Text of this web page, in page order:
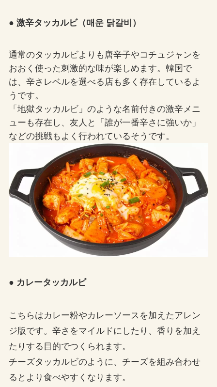
● 激辛タッカルビ（매운 닭갈비）
通常のタッカルビよりも唐辛子やコチュジャンを
おおく使った刺激的な味が楽しめます。韓国で
は、辛さレベルを選べる店も多く存在しているよ
うです。
「地獄タッカルビ」のような名前付きの激辛メニ
ューも存在し、友人と「誰が一番辛さに強いか」
などの挑戦もよく行われているそうです。
● カレータッカルビ
こちらはカレー粉やカレーソースを加えたアレン
ジ版です。辛さをマイルドにしたり、香りを加え
たりする目的でつくられます。
チーズタッカルビのように、チーズを組み合わせ
るとより食べやすくなります。